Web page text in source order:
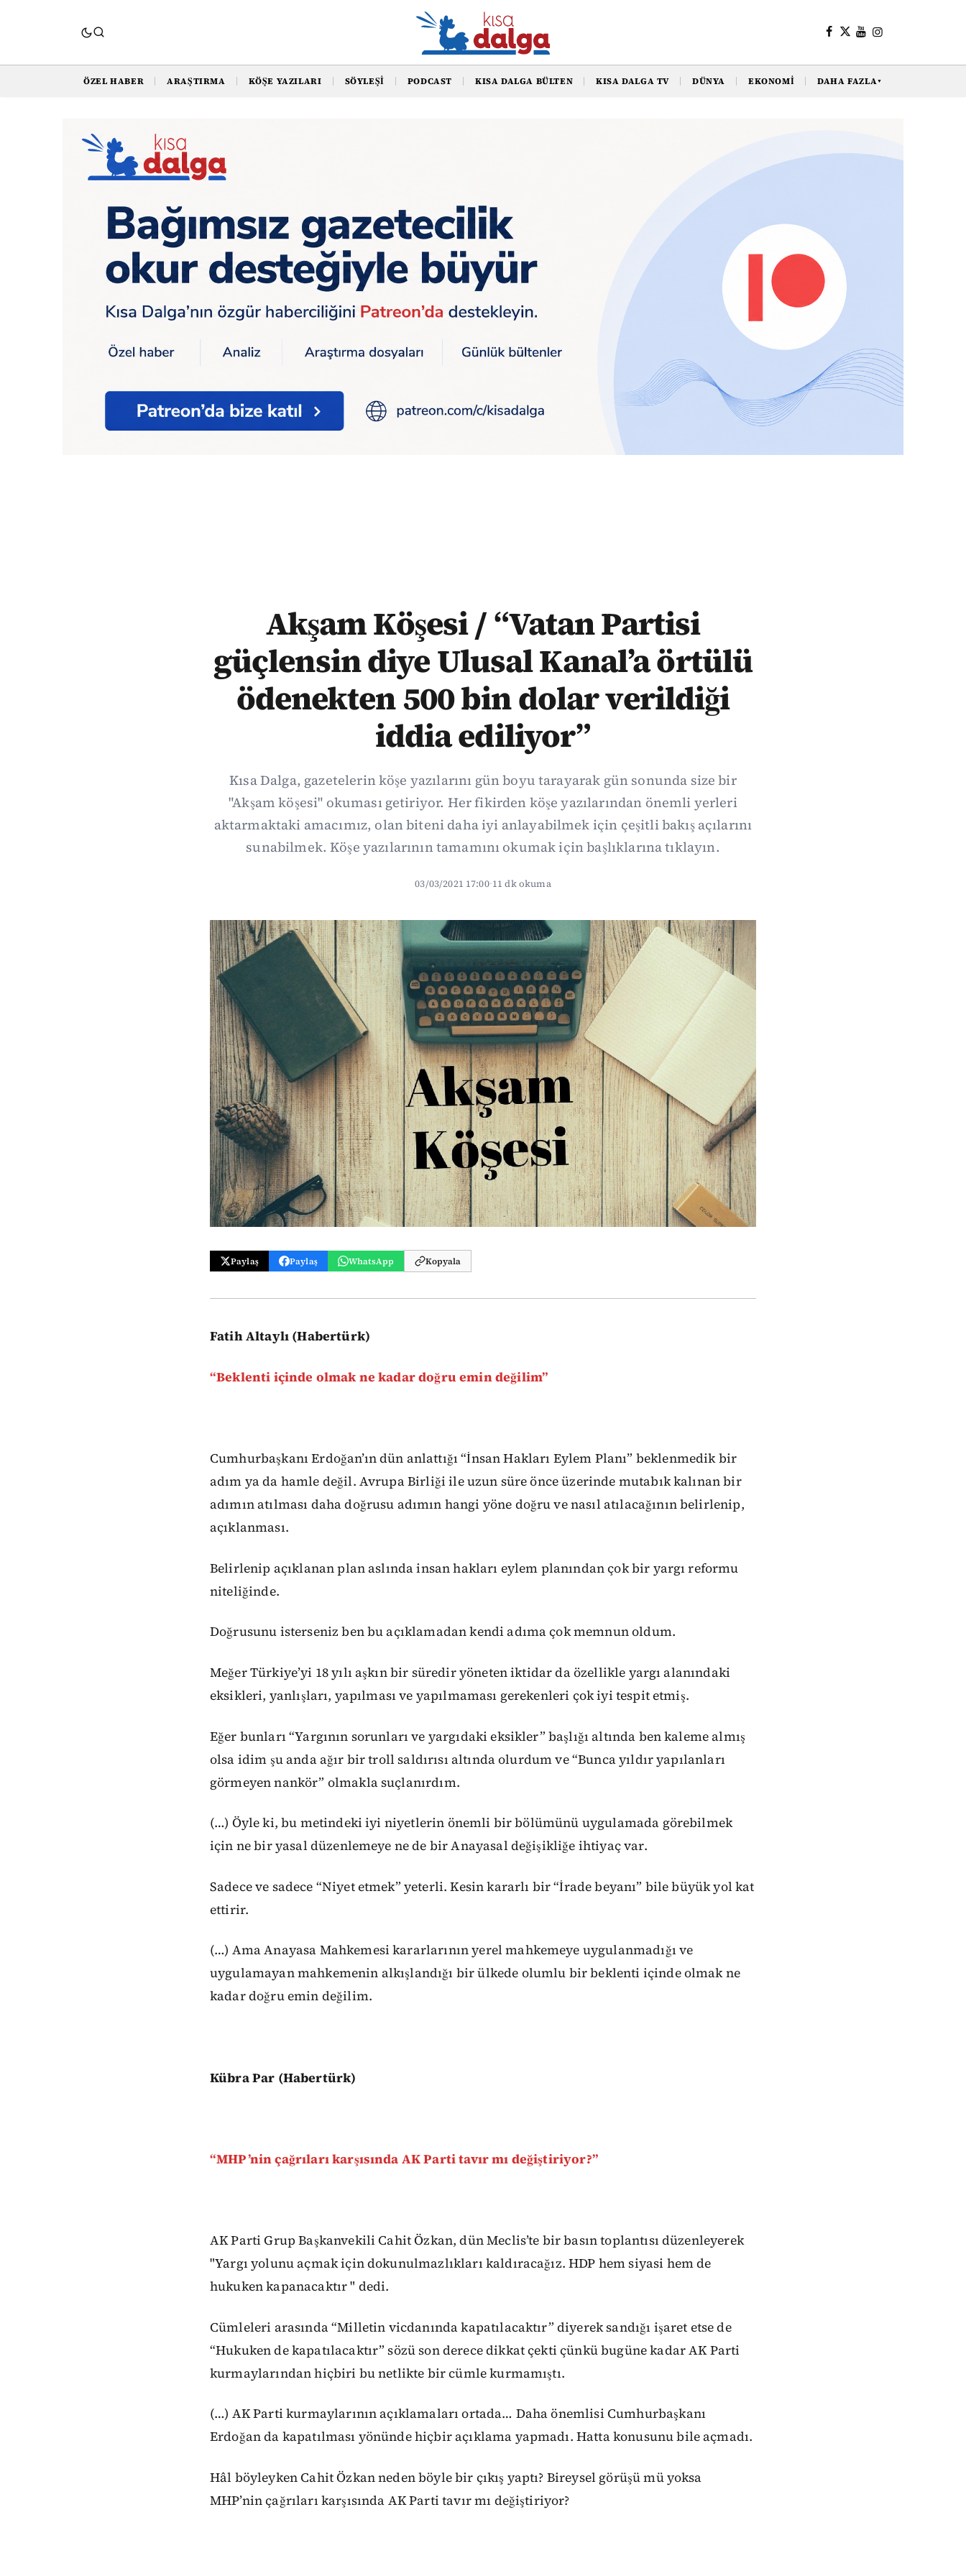
ÖZEL HABER ARAŞTIRMA KÖŞE YAZILARI SÖYLEŞI PODCAST KISA DALGA BÜLTEN KISA DALGA TV DÜNYA EKONOMI DAHA FAZLA▼
Akşam Köşesi / “Vatan Partisi güçlensin diye Ulusal Kanal’a örtülü ödenekten 500 bin dolar verildiği iddia ediliyor”
Akşam Köşesi / “Vatan Partisi
güçlensin diye Ulusal Kanal’a örtülü
ödenekten 500 bin dolar verildiği
iddia ediliyor”
Kısa Dalga, gazetelerin köşe yazılarını gün boyu tarayarak gün sonunda size bir
"Akşam köşesi" okuması getiriyor. Her fikirden köşe yazılarından önemli yerleri
aktarmaktaki amacımız, olan biteni daha iyi anlayabilmek için çeşitli bakış açılarını
sunabilmek. Köşe yazılarının tamamını okumak için başlıklarına tıklayın.
03/03/2021 17:00·11 dk okuma
Paylaş Paylaş WhatsApp Kopyala
Fatih Altaylı (Habertürk)
“Beklenti içinde olmak ne kadar doğru emin değilim”
Cumhurbaşkanı Erdoğan’ın dün anlattığı “İnsan Hakları Eylem Planı” beklenmedik bir
adım ya da hamle değil. Avrupa Birliği ile uzun süre önce üzerinde mutabık kalınan bir
adımın atılması daha doğrusu adımın hangi yöne doğru ve nasıl atılacağının belirlenip,
açıklanması.
Belirlenip açıklanan plan aslında insan hakları eylem planından çok bir yargı reformu
niteliğinde.
Doğrusunu isterseniz ben bu açıklamadan kendi adıma çok memnun oldum.
Meğer Türkiye’yi 18 yılı aşkın bir süredir yöneten iktidar da özellikle yargı alanındaki
eksikleri, yanlışları, yapılması ve yapılmaması gerekenleri çok iyi tespit etmiş.
Eğer bunları “Yargının sorunları ve yargıdaki eksikler” başlığı altında ben kaleme almış
olsa idim şu anda ağır bir troll saldırısı altında olurdum ve “Bunca yıldır yapılanları
görmeyen nankör” olmakla suçlanırdım.
(…) Öyle ki, bu metindeki iyi niyetlerin önemli bir bölümünü uygulamada görebilmek
için ne bir yasal düzenlemeye ne de bir Anayasal değişikliğe ihtiyaç var.
Sadece ve sadece “Niyet etmek” yeterli. Kesin kararlı bir “İrade beyanı” bile büyük yol kat
ettirir.
(…) Ama Anayasa Mahkemesi kararlarının yerel mahkemeye uygulanmadığı ve
uygulamayan mahkemenin alkışlandığı bir ülkede olumlu bir beklenti içinde olmak ne
kadar doğru emin değilim.
Kübra Par (Habertürk)
“MHP’nin çağrıları karşısında AK Parti tavır mı değiştiriyor?”
AK Parti Grup Başkanvekili Cahit Özkan, dün Meclis’te bir basın toplantısı düzenleyerek
"Yargı yolunu açmak için dokunulmazlıkları kaldıracağız. HDP hem siyasi hem de
hukuken kapanacaktır " dedi.
Cümleleri arasında “Milletin vicdanında kapatılacaktır” diyerek sandığı işaret etse de
“Hukuken de kapatılacaktır” sözü son derece dikkat çekti çünkü bugüne kadar AK Parti
kurmaylarından hiçbiri bu netlikte bir cümle kurmamıştı.
(…) AK Parti kurmaylarının açıklamaları ortada… Daha önemlisi Cumhurbaşkanı
Erdoğan da kapatılması yönünde hiçbir açıklama yapmadı. Hatta konusunu bile açmadı.
Hâl böyleyken Cahit Özkan neden böyle bir çıkış yaptı? Bireysel görüşü mü yoksa
MHP’nin çağrıları karşısında AK Parti tavır mı değiştiriyor?